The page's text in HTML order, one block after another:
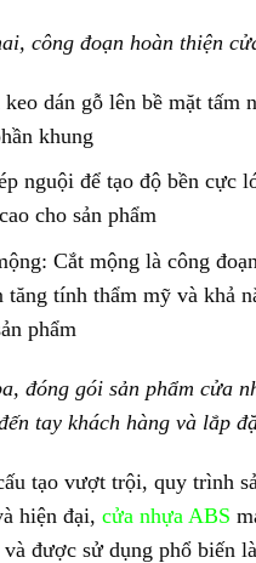
công đoạn hoàn thiện
keo dán gỗ lên bề mặt tấm
khung
nguội để tạo độ bền cực
cho sản phẩm
Cắt mộng là công
tăng tính thẩm mỹ và khả
phẩm
đóng gói sản phẩm cửa
tay khách hàng và lắp
tạo vượt trội, quy trình
hiện đại, cửa nhựa ABS
được sử dụng phổ biến